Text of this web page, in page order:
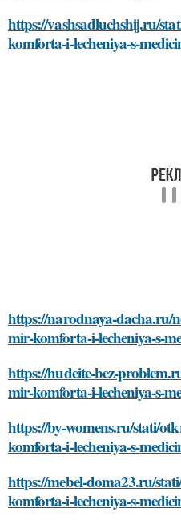
https://vashsadluchshij.ru/
komforta-i-lecheniya-s-
https://narodnaya-dacha.ru/
mir-komforta-i-lecheniya-s-
https://hudeite-bez-
mir-komforta-i-lecheniya-s-
https://by-womens.ru/stati/
komforta-i-lecheniya-s-
https://mebel-doma23.ru/
komforta-i-lecheniya-s-